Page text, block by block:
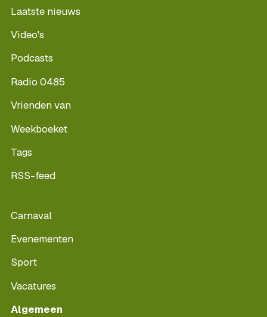
Laatste nieuws
Video's
Podcasts
Radio 0485
Vrienden van
Weekboeket
Tags
RSS-feed
Carnaval
Evenementen
Sport
Vacatures
Algemeen